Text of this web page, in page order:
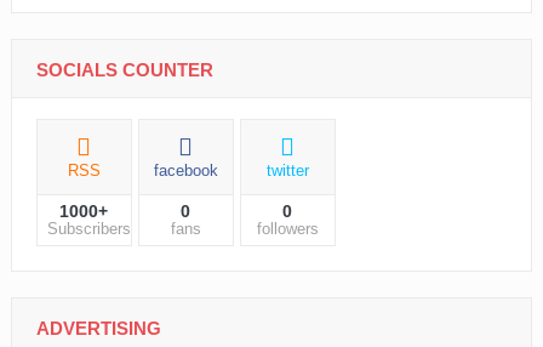
SOCIALS COUNTER
RSS
1000+
Subscribers
facebook
0
fans
twitter
0
followers
ADVERTISING